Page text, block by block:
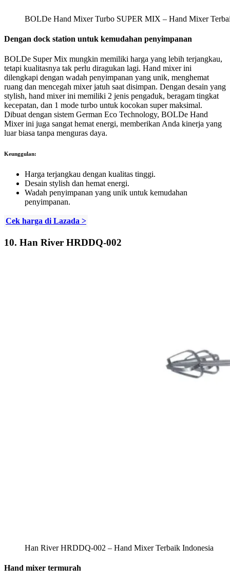
BOLDe Hand Mixer Turbo SUPER MIX – Hand Mixer
Dengan dock station untuk kemudahan penyimpanan
BOLDe Super Mix mungkin memiliki harga yang lebih terjangkau,
tetapi kualitasnya tak perlu diragukan lagi. Hand mixer ini
dilengkapi dengan wadah penyimpanan yang unik, menghemat
ruang dan mencegah mixer jatuh saat disimpan. Dengan desain yang
stylish, hand mixer ini memiliki 2 jenis pengaduk, beragam tingkat
kecepatan, dan 1 mode turbo untuk kocokan super maksimal.
Dibuat dengan sistem German Eco Technology, BOLDe Hand
Mixer ini juga sangat hemat energi, memberikan Anda kinerja yang
luar biasa tanpa menguras daya.
Keunggulan:
Harga terjangkau dengan kualitas tinggi.
Desain stylish dan hemat energi.
Wadah penyimpanan yang unik untuk kemudahan
penyimpanan.
Cek harga di Lazada >
10. Han River HRDDQ-002
Han River HRDDQ-002 – Hand Mixer Terbaik Indonesia
Hand mixer termurah